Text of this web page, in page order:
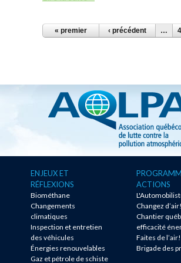
PAGES
« premier ‹ précédent … 4
ENJEUX ET
RÉFLEXIONS
Biométhane
Changements
climatiques
Inspection et entretien
des véhicules
Énergies renouvelables
Gaz et pétrole de schiste
ACTIONS
Changez d’air!
Chantier
efficacité
Faites de l’air!
Brigade des